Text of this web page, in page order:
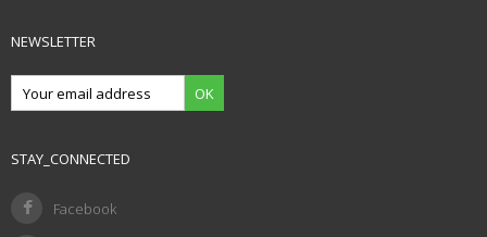
NEWSLETTER
OK
STAY_CONNECTED
Facebook